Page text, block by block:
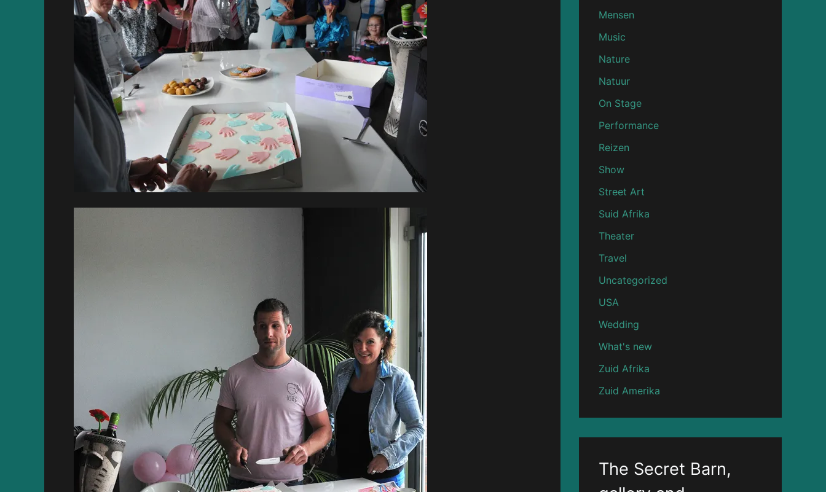
Mensen
Music
Nature
Natuur
On Stage
Performance
Reizen
Show
Street Art
Suid Afrika
Theater
Travel
Uncategorized
USA
Wedding
What's new
Zuid Afrika
Zuid Amerika
The Secret Barn,